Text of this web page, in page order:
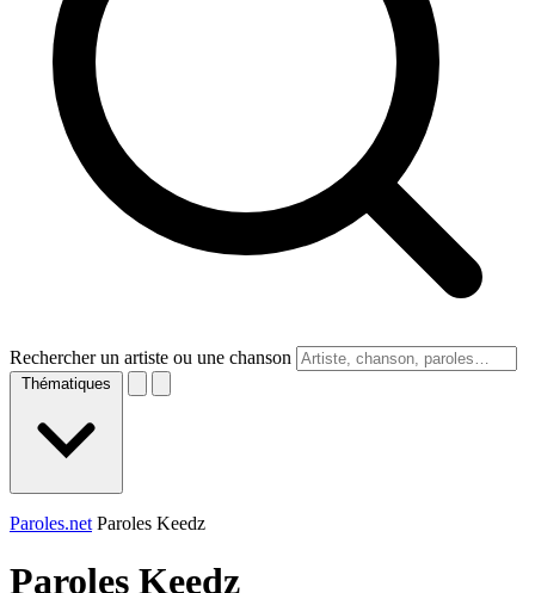
Rechercher un artiste ou une chanson
Thématiques
Paroles.net Paroles Keedz
Paroles Keedz